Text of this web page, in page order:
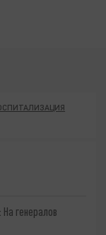
генералов